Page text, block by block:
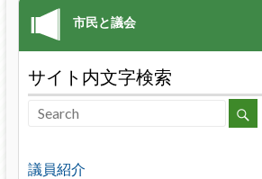
サイト内文字検索
議員紹介